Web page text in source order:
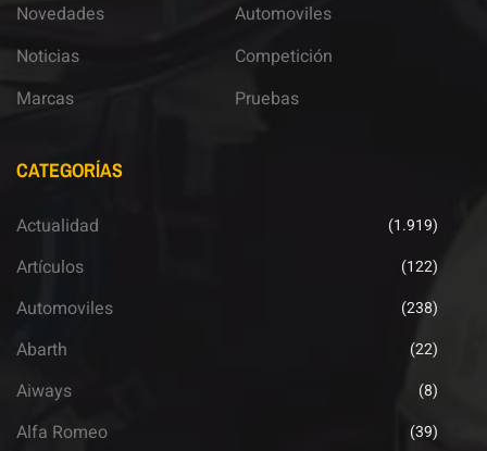
Novedades
Noticias
Marcas
Automoviles
Competición
Pruebas
CATEGORÍAS
Actualidad (1.919)
Artículos (122)
Automoviles (238)
Abarth (22)
Aiways (8)
Alfa Romeo (39)